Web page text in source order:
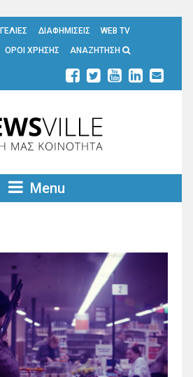
ΔΙΑΦΗΜΙΣΕΙΣ
WEB TV
ΟΡΟΙ ΧΡΗΣΗΣ ΑΝΑΖΗΤΗΣΗ
Menu